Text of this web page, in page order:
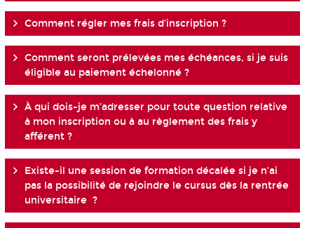
Comment régler mes frais d’inscription ?
Comment seront prélevées mes échéances, si je suis
éligible au paiement échelonné ?
À qui dois-je m’adresser pour toute question relative
à mon inscription ou à au règlement des frais y
afférent ?
Existe-il une session de formation décalée si je n’ai
pas la possibilité de rejoindre le cursus dès la rentrée
universitaire ?